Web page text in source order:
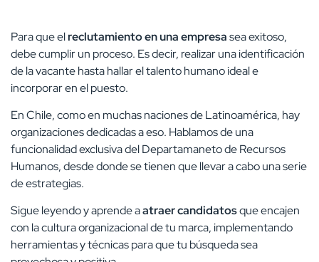
Para que elreclutamiento en una empresasea exitoso,
debe cumplir un proceso. Es decir, realizar una identificación
de la vacante hasta hallar el talento humano ideal e
incorporar en el puesto.
En Chile, como en muchas naciones de Latinoamérica, hay
organizaciones dedicadas a eso. Hablamos de una
funcionalidad exclusiva del Departamaneto de Recursos
Humanos, desde donde se tienen que llevar a cabo una serie
de estrategias.
Sigue leyendo y aprende aatraer candidatosque encajen
con la cultura organizacional de tu marca, implementando
herramientas y técnicas para que tu búsqueda sea